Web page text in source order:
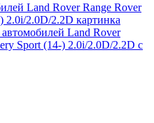
Land Rover Range Rover
2.0i/2.0D/2.2D картинка
Land Rover
Sport (14-) 2.0i/2.0D/2.2D с